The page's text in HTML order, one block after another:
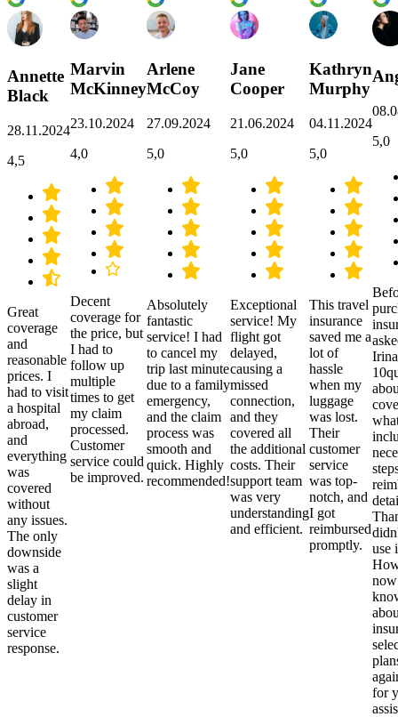
Annette
Black
28.11.2024
4,5
Great
coverage
and
reasonable
prices. I
had to visit
a hospital
abroad,
and
everything
was
covered
without
any issues.
The only
downside
was a
slight
delay in
customer
service
response.
Marvin
McKinney
23.10.2024
4,0
Decent
coverage for
the price, but
I had to
follow up
multiple
times to get
my claim
processed.
Customer
service could
be improved.
Arlene
McCoy
27.09.2024
5,0
Absolutely
fantastic
service! I had
to cancel my
trip last minute
due to a family
emergency,
and the claim
process was
smooth and
quick. Highly
recommended!
Jane
Cooper
21.06.2024
5,0
Exceptional
service! My
flight got
delayed,
causing a
missed
connection,
and they
covered all
the additional
costs. Their
support team
was very
understanding
and efficient.
Kathryn
Murphy
04.11.2024
5,0
This travel
insurance
saved me a
lot of
hassle
when my
luggage
was lost.
Their
customer
service
was top-
notch, and
I got
reimbursed
promptly.
5,0
use
for